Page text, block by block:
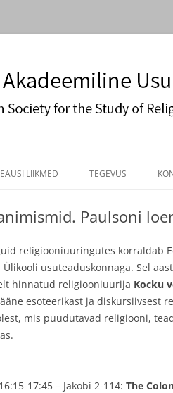
for the Study of Religions
EAUSI LIIKMED TEGEVUS
PAULSONI LOENGUD
Paulsoni
religiooniuuringutes korraldab
Ülikooli usuteaduskonnaga. Sel
hinnatud religiooniuurija Kocku
esoteerikast ja diskursiivsest
mis puudutavad religiooni,
17:45 – Jakobi 2-114: The